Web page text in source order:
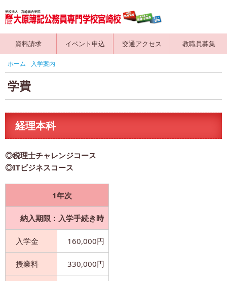
資料請求 イベント申込 交通アクセス 教職員募集
ホーム 入学案内
学費
経理本科
◎税理士チャレンジコース
◎ITビジネスコース
1年次
納入期限：入学手続き時
入学金 160,000円
授業料 330,000円